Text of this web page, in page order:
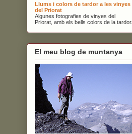
Llums i colors de tardor a les vinyes
del Priorat
Algunes fotografies de vinyes del
Priorat, amb els bells colors de la tardor.
El meu blog de muntanya